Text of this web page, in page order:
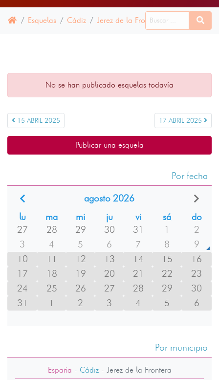
Esquelas Cádiz Jerez de la Frontera 16 ABRIL
No se han publicado esquelas todavía
15 ABRIL 2025 17 ABRIL 2025
Publicar una esquela
Por fecha
agosto 2026
lu
ma mi ju vi sá
do
27
28 29 30 31 1
2
3
4 5 6 7 8
9
10
11 12 13 14 15
16
17
18 19 20 21 22
23
24
25 26 27 28 29
30
31
1 2 3 4 5 6
Por municipio
España - Cádiz- Jerez de la Frontera